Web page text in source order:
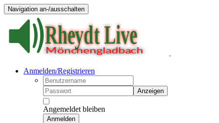
Navigation an-/ausschalten
Anmelden/Registrieren
Anzeigen
Angemeldet bleiben
Anmelden